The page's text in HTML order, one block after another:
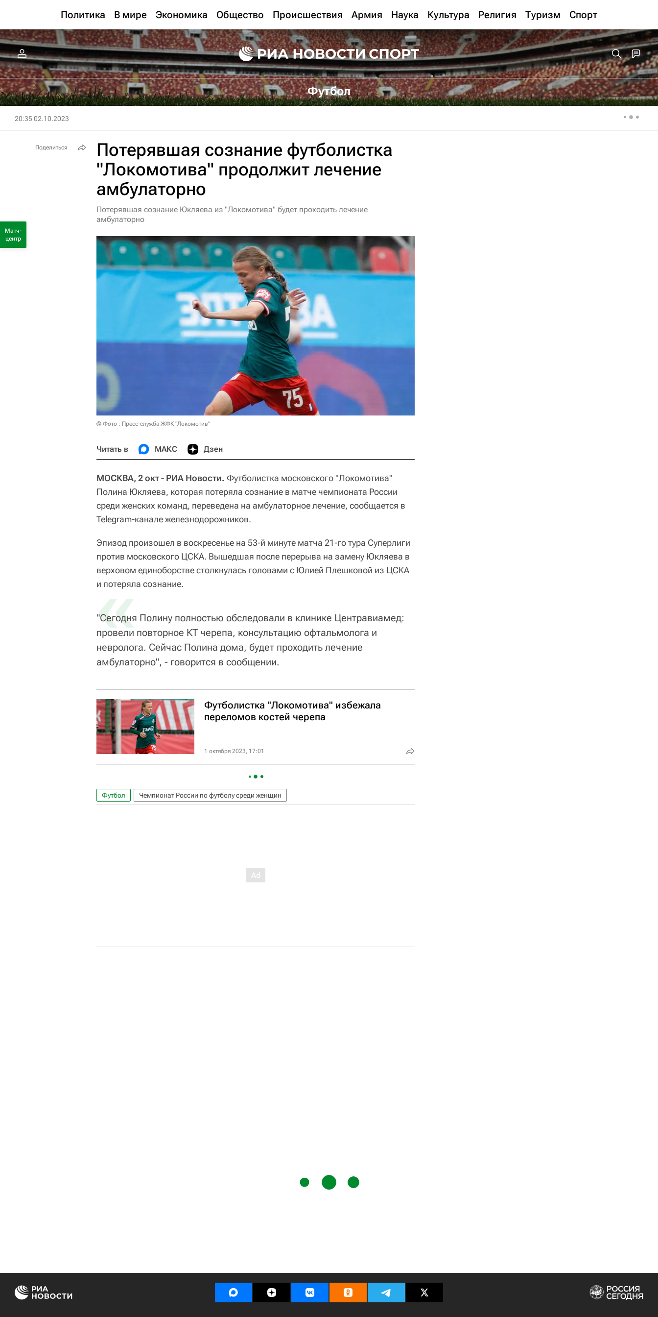
Политика В мире Экономика Общество Происшествия Армия Наука Культура Религия Туризм Спорт
Футбол
20:35 02.10.2023
Потерявшая сознание футболистка
"Локомотива" продолжит лечение
амбулаторно
Потерявшая сознание Юкляева из "Локомотива" будет проходить лечение
амбулаторно
© Фото : Пресс-служба ЖФК "Локомотив"
Читать в МАКС Дзен
МОСКВА, 2 окт - РИА Новости. Футболистка московского "Локомотива"
Полина Юкляева, которая потеряла сознание в матче чемпионата России
среди женских команд, переведена на амбулаторное лечение, сообщается в
Telegram-канале железнодорожников.
Эпизод произошел в воскресенье на 53-й минуте матча 21-го тура Суперлиги
против московского ЦСКА. Вышедшая после перерыва на замену Юкляева в
верховом единоборстве столкнулась головами с Юлией Плешковой из ЦСКА
и потеряла сознание.
«
"Сегодня Полину полностью обследовали в клинике Центравиамед:
провели повторное КТ черепа, консультацию офтальмолога и
невролога. Сейчас Полина дома, будет проходить лечение
амбулаторно", - говорится в сообщении.
Футболистка "Локомотива" избежала
переломов костей черепа
1 октября 2023, 17:01
Футбол Чемпионат России по футболу среди женщин
Поделиться
Матч-
центр